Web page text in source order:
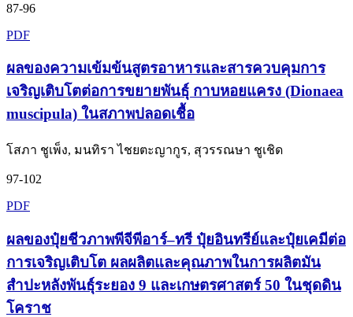
87-96
PDF
ผลของความเข้มข้นสูตรอาหารและสารควบคุมการ
เจริญเติบโตต่อการขยายพันธุ์ กาบหอยแครง (Dionaea
muscipula) ในสภาพปลอดเชื้อ
โสภา ชูเพ็ง, มนทิรา ไชยตะญากูร, สุวรรณษา ชูเชิด
97-102
PDF
ผลของปุ๋ยชีวภาพพีจีพีอาร์–ทรี ปุ๋ยอินทรีย์และปุ๋ยเคมีต่อ
การเจริญเติบโต ผลผลิตและคุณภาพในการผลิตมัน
สำปะหลังพันธุ์ระยอง 9 และเกษตรศาสตร์ 50 ในชุดดิน
โคราช